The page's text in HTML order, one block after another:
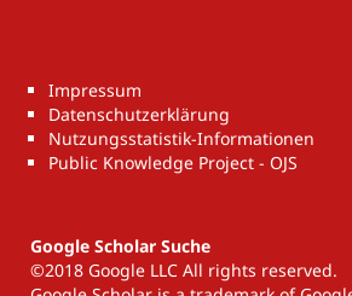
Impressum
Datenschutzerklärung
Nutzungsstatistik-Informationen
Public Knowledge Project - OJS
Google Scholar Suche
©2018 Google LLC All rights reserved.